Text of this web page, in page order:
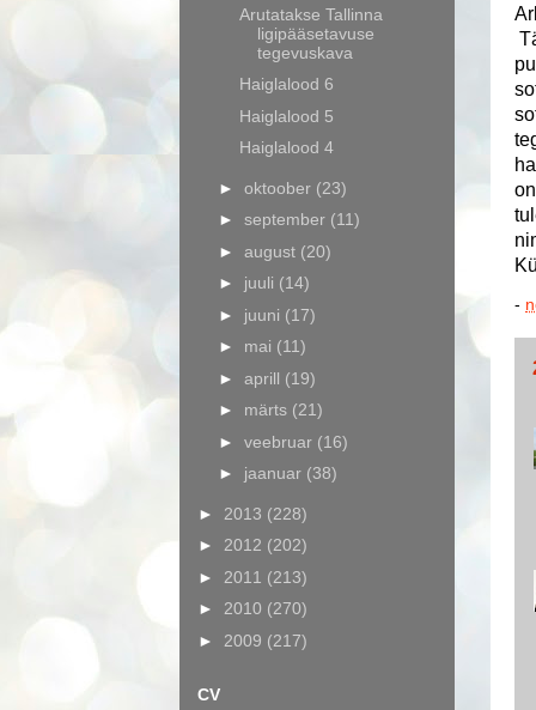
-
Arutatakse Tallinna
ligipääsetavuse
tegevuskava
Haiglalood 6
Haiglalood 5
Haiglalood 4
► oktoober (23)
► september (11)
► august (20)
► juuli (14)
► juuni (17)
► mai (11)
► aprill (19)
► märts (21)
► veebruar (16)
► jaanuar (38)
► 2013 (228)
► 2012 (202)
► 2011 (213)
► 2010 (270)
► 2009 (217)
CV